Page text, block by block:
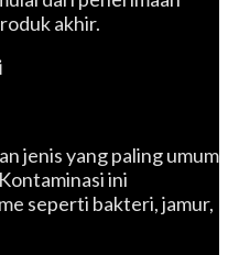
akhir.
jenis yang paling umum
ini
seperti bakteri, jamur,